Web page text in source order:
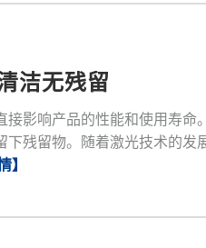
洁无残留
影响产品的性能和使用寿
残留物。随着激光技术的
】